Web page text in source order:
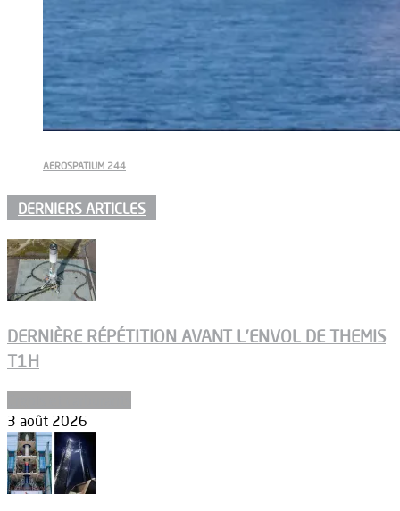
AEROSPATIUM 244
DERNIERS ARTICLES
DERNIÈRE RÉPÉTITION AVANT L’ENVOL DE THEMIS
T1H
3 août 2026